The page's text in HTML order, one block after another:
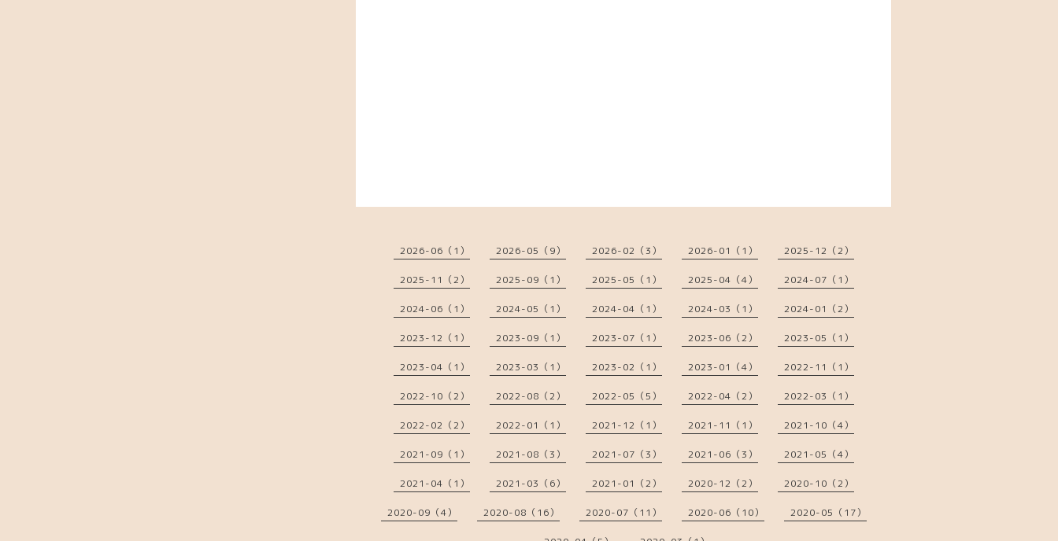
2026-06（1） 2026-05（9） 2026-02（3） 2026-01（1） 2025-12（2）
2025-11（2） 2025-09（1） 2025-05（1） 2025-04（4） 2024-07（1）
2024-06（1） 2024-05（1） 2024-04（1） 2024-03（1） 2024-01（2）
2023-12（1） 2023-09（1） 2023-07（1） 2023-06（2） 2023-05（1）
2023-04（1） 2023-03（1） 2023-02（1） 2023-01（4） 2022-11（1）
2022-10（2） 2022-08（2） 2022-05（5） 2022-04（2） 2022-03（1）
2022-02（2） 2022-01（1） 2021-12（1） 2021-11（1） 2021-10（4）
2021-09（1） 2021-08（3） 2021-07（3） 2021-06（3） 2021-05（4）
2021-04（1） 2021-03（6） 2021-01（2） 2020-12（2） 2020-10（2）
2020-09（4） 2020-08（16） 2020-07（11） 2020-06（10） 2020-05（17）